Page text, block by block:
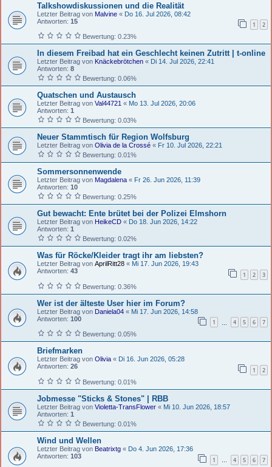
Talkshowdiskussionen und die Realität
Letzter Beitrag von Malvine « Do 16. Jul 2026, 08:42
Antworten: 15 1 2
Bewertung: 0.23%
In diesem Freibad hat ein Geschlecht keinen Zutritt | t-online
Letzter Beitrag von Knäckebrötchen « Di 14. Jul 2026, 22:41
Antworten: 8
Bewertung: 0.06%
Quatschen und Austausch
Letzter Beitrag von Val44721 « Mo 13. Jul 2026, 20:06
Antworten: 1
Bewertung: 0.03%
Neuer Stammtisch für Region Wolfsburg
Letzter Beitrag von Olivia de la Crossé « Fr 10. Jul 2026, 22:21
Bewertung: 0.01%
Sommersonnenwende
Letzter Beitrag von Magdalena « Fr 26. Jun 2026, 11:39
Antworten: 10
Bewertung: 0.25%
Gut bewacht: Ente brütet bei der Polizei Elmshorn
Letzter Beitrag von HeikeCD « Do 18. Jun 2026, 14:22
Antworten: 1
Bewertung: 0.02%
Was für Röcke/Kleider tragt ihr am liebsten?
Letzter Beitrag von AprilRitt28 « Mi 17. Jun 2026, 19:43
Antworten: 43 1 2 3
Bewertung: 0.36%
Wer ist der älteste User hier im Forum?
Letzter Beitrag von Daniela04 « Mi 17. Jun 2026, 14:58
Antworten: 100 1 4 5 6 7
Bewertung: 0.05%
Briefmarken
Letzter Beitrag von Olivia « Di 16. Jun 2026, 05:28
Antworten: 26 1 2
Bewertung: 0.01%
Jobmesse "Sticks & Stones" | RBB
Letzter Beitrag von Violetta-TransFlower « Mi 10. Jun 2026, 18:57
Antworten: 1
Bewertung: 0.01%
Wind und Wellen
Letzter Beitrag von Beatrixtg « Do 4. Jun 2026, 17:36
Antworten: 103 1 … 4 5 6 7